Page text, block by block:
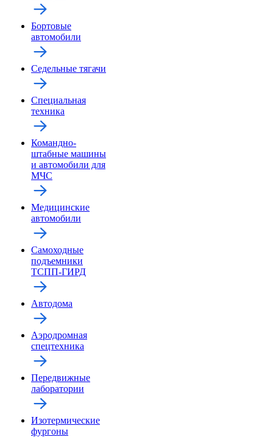
Бортовые
автомобили
Седельные тягачи
Специальная
техника
Командно-
штабные машины
и автомобили для
МЧС
Медицинские
автомобили
Самоходные
подъемники
ТСПП-ГИРД
Автодома
Аэродромная
спецтехника
Передвижные
лаборатории
Изотермические
фургоны